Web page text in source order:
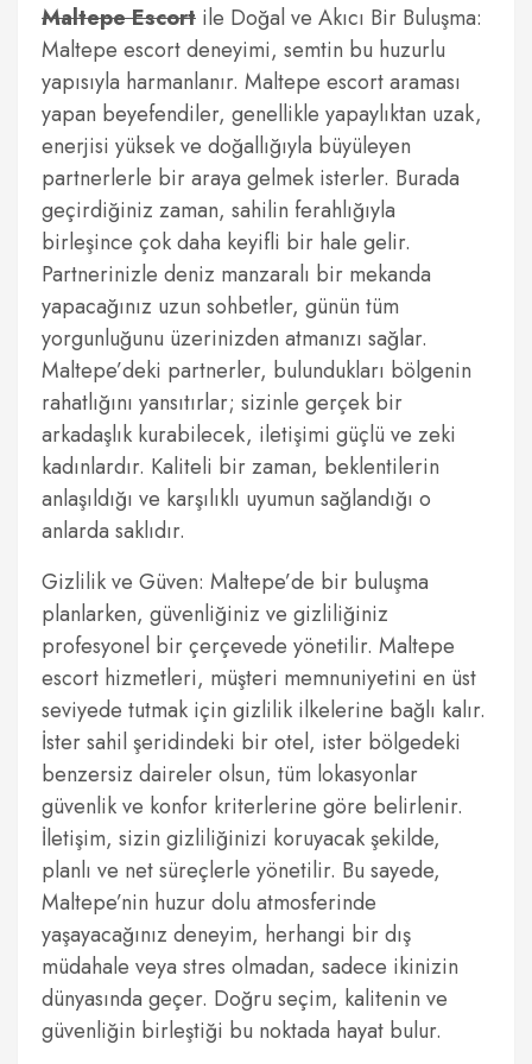
Maltepe Escort ile Doğal ve Akıcı Bir Buluşma:
Maltepe escort deneyimi, semtin bu huzurlu
yapısıyla harmanlanır. Maltepe escort araması
yapan beyefendiler, genellikle yapaylıktan uzak,
enerjisi yüksek ve doğallığıyla büyüleyen
partnerlerle bir araya gelmek isterler. Burada
geçirdiğiniz zaman, sahilin ferahlığıyla
birleşince çok daha keyifli bir hale gelir.
Partnerinizle deniz manzaralı bir mekanda
yapacağınız uzun sohbetler, günün tüm
yorgunluğunu üzerinizden atmanızı sağlar.
Maltepe’deki partnerler, bulundukları bölgenin
rahatlığını yansıtırlar; sizinle gerçek bir
arkadaşlık kurabilecek, iletişimi güçlü ve zeki
kadınlardır. Kaliteli bir zaman, beklentilerin
anlaşıldığı ve karşılıklı uyumun sağlandığı o
anlarda saklıdır.
Gizlilik ve Güven: Maltepe’de bir buluşma
planlarken, güvenliğiniz ve gizliliğiniz
profesyonel bir çerçevede yönetilir. Maltepe
escort hizmetleri, müşteri memnuniyetini en üst
seviyede tutmak için gizlilik ilkelerine bağlı kalır.
İster sahil şeridindeki bir otel, ister bölgedeki
benzersiz daireler olsun, tüm lokasyonlar
güvenlik ve konfor kriterlerine göre belirlenir.
İletişim, sizin gizliliğinizi koruyacak şekilde,
planlı ve net süreçlerle yönetilir. Bu sayede,
Maltepe’nin huzur dolu atmosferinde
yaşayacağınız deneyim, herhangi bir dış
müdahale veya stres olmadan, sadece ikinizin
dünyasında geçer. Doğru seçim, kalitenin ve
güvenliğin birleştiği bu noktada hayat bulur.